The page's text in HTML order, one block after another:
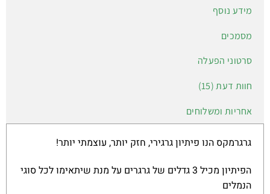
מידע נוסף
מסמכים
סרטוני הפעלה
חוות דעת (15)
אחריות ומשלוחים
גרגרמקס הנו פיתיון גרגירי, חזק יותר, עוצמתי יותר!
הפיתיון מכיל 3 גדלים של גרגרים על מנת שיתאימו לכל סוגי
הנמלים